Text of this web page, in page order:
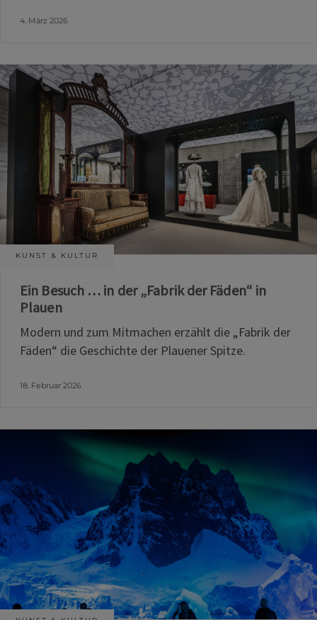
4. März 2026
KUNST & KULTUR
Ein Besuch … in der „Fabrik der Fäden“ in
Plauen
Modern und zum Mitmachen erzählt die „Fabrik der
Fäden“ die Geschichte der Plauener Spitze.
18. Februar 2026